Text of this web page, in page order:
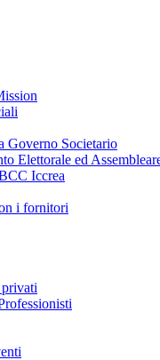
Governo Societario
Elettorale ed
Iccrea
i fornitori